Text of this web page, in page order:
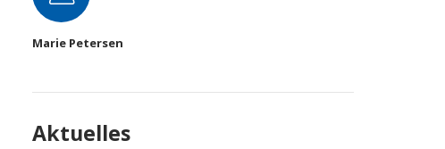
Marie Petersen
Aktuelles